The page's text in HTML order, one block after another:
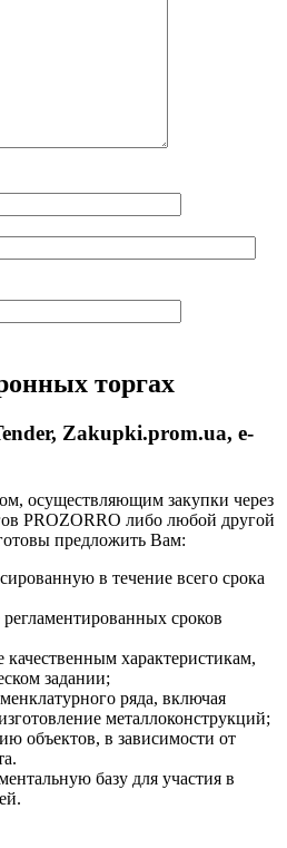
торгах
Zakupki.prom.ua, e-
осуществляющим закупки через
PROZORRO либо любой другой
предложить Вам:
в течение всего срока
сроков
качественным характеристикам,
задании;
ряда, включая
металлоконструкций;
объектов, в зависимости от
базу для участия в